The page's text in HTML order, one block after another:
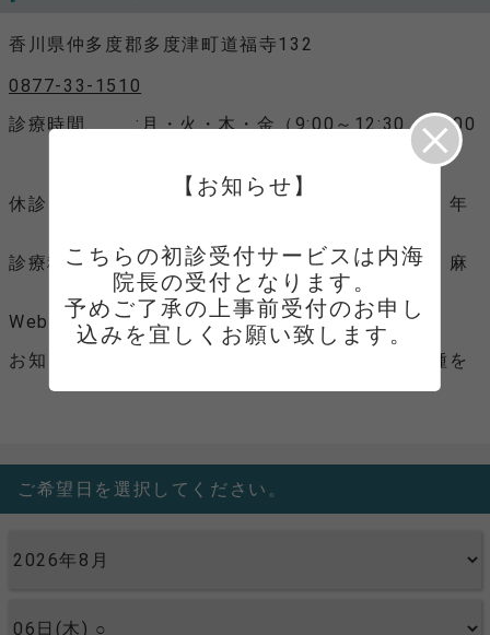
香川県仲多度郡多度津町道福寺132
0877-33-1510
診療時間
月・火・木・金（9:00～12:30 16:00
休診日
水曜午後 土曜午後 日曜 祝日 年
診療科目
整形外科 リハビリテーション科 麻
酔科
Webサイト
Webサイトへ
お知らせ
ご来院時には、保険証、医療証各種を
ご希望日を選択してください。
【お知らせ】
こちらの初診受付サービスは内海
院長の受付となります。
予めご了承の上事前受付のお申し